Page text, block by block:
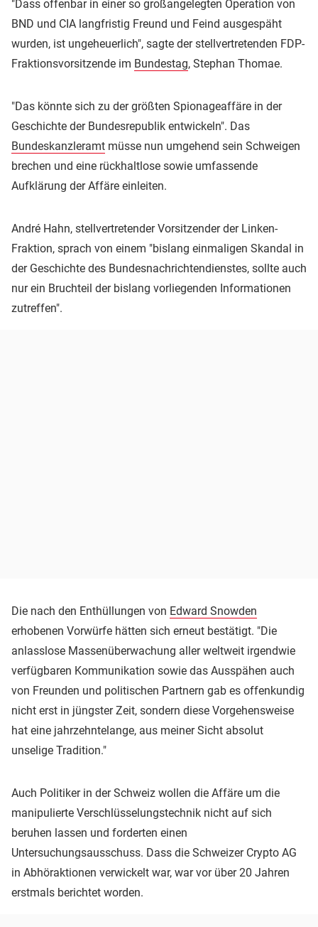
"Dass offenbar in einer so großangelegten Operation von
BND und CIA langfristig Freund und Feind ausgespäht
wurden, ist ungeheuerlich", sagte der stellvertretenden FDP-
Fraktionsvorsitzende im Bundestag, Stephan Thomae.
"Das könnte sich zu der größten Spionageaffäre in der
Geschichte der Bundesrepublik entwickeln". Das
Bundeskanzleramt müsse nun umgehend sein Schweigen
brechen und eine rückhaltlose sowie umfassende
Aufklärung der Affäre einleiten.
André Hahn, stellvertretender Vorsitzender der Linken-
Fraktion, sprach von einem "bislang einmaligen Skandal in
der Geschichte des Bundesnachrichtendienstes, sollte auch
nur ein Bruchteil der bislang vorliegenden Informationen
zutreffen".
Die nach den Enthüllungen von Edward Snowden
erhobenen Vorwürfe hätten sich erneut bestätigt. "Die
anlasslose Massenüberwachung aller weltweit irgendwie
verfügbaren Kommunikation sowie das Ausspähen auch
von Freunden und politischen Partnern gab es offenkundig
nicht erst in jüngster Zeit, sondern diese Vorgehensweise
hat eine jahrzehntelange, aus meiner Sicht absolut
unselige Tradition."
Auch Politiker in der Schweiz wollen die Affäre um die
manipulierte Verschlüsselungstechnik nicht auf sich
beruhen lassen und forderten einen
Untersuchungsausschuss. Dass die Schweizer Crypto AG
in Abhöraktionen verwickelt war, war vor über 20 Jahren
erstmals berichtet worden.